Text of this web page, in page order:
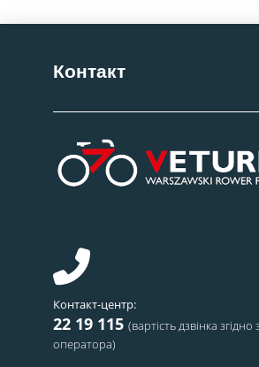
Контакт
Контакт-центр:
22 19 115 (вартість дзвінка
оператора)